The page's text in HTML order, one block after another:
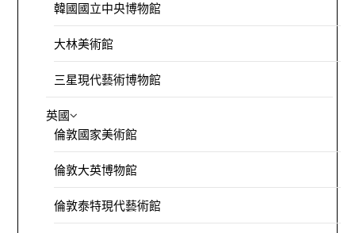
韓國國立中央博物館
大林美術館
三星現代藝術博物館
英國
倫敦國家美術館
倫敦大英博物館
倫敦泰特現代藝術館